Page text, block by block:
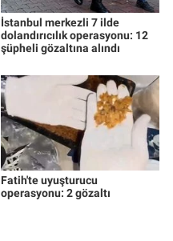
İstanbul merkezli 7 ilde
dolandırıcılık operasyonu: 12
şüpheli gözaltına alındı
Fatih'te uyuşturucu
operasyonu: 2 gözaltı